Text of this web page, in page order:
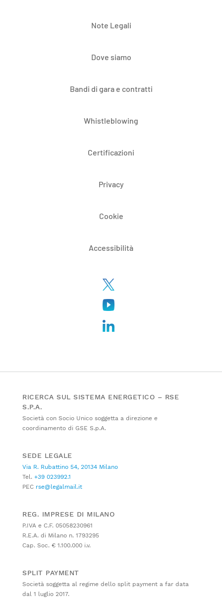
Note Legali
Dove siamo
Bandi di gara e contratti
Whistleblowing
Certificazioni
Privacy
Cookie
Accessibilità
RICERCA SUL SISTEMA ENERGETICO – RSE
S.P.A.
Società con Socio Unico soggetta a direzione e
coordinamento di GSE S.p.A.
SEDE LEGALE
Via R. Rubattino 54, 20134 Milano
Tel. +39 023992.1
PEC rse@legalmail.it
REG. IMPRESE DI MILANO
P.IVA e C.F. 05058230961
R.E.A. di Milano n. 1793295
Cap. Soc. € 1.100.000 i.v.
SPLIT PAYMENT
Società soggetta al regime dello split payment a far data
dal 1 luglio 2017.